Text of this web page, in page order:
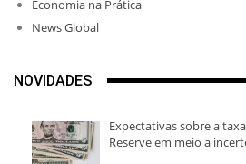
Economia na Prática
News Global
NOVIDADES
Expectativas sobre a
Reserve em meio a